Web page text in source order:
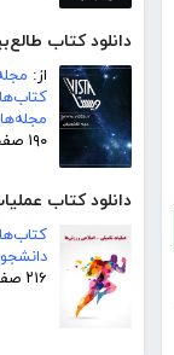
دانلود کتاب
از:
۱۹۰ صفحه
دانلود کتاب
۲۱۶ صفحه